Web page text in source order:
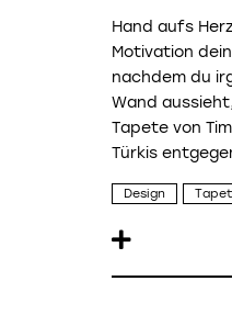
Hand aufs
Motivation
nachdem du
Wand
Tapete von
Türkis
Design